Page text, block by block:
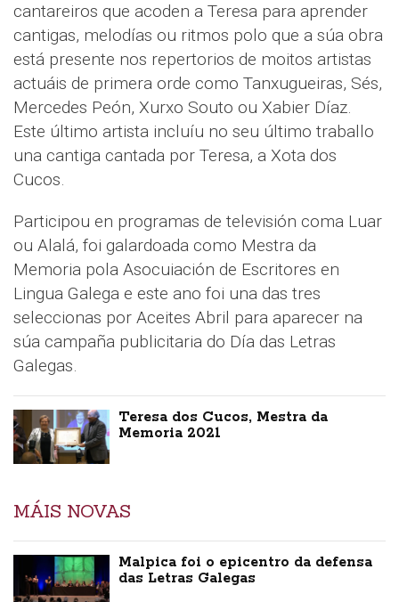
cantareiros que acoden a Teresa para aprender
cantigas, melodías ou ritmos polo que a súa obra
está presente nos repertorios de moitos artistas
actuáis de primera orde como Tanxugueiras, Sés,
Mercedes Peón, Xurxo Souto ou Xabier Díaz.
Este último artista incluíu no seu último traballo
una cantiga cantada por Teresa, a Xota dos
Cucos.
Participou en programas de televisión coma Luar
ou Alalá, foi galardoada como Mestra da
Memoria pola Asocuiación de Escritores en
Lingua Galega e este ano foi una das tres
seleccionas por Aceites Abril para aparecer na
súa campaña publicitaria do Día das Letras
Galegas.
Teresa dos Cucos, Mestra da
Memoria 2021
MÁIS NOVAS
Malpica foi o epicentro da defensa
das Letras Galegas